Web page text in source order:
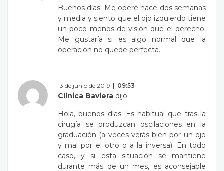
Buenos días. Me operé hace dos semanas
y media y siento que el ojo izquierdo tiene
un poco menos de visión que el derecho.
Me gustaría si es algo normal que la
operación no quede perfecta.
13 de junio de 2019 09:53
Clinica Baviera dijo:
Hola, buenos días. Es habitual que tras la
cirugía se produzcan oscilaciones en la
graduación (a veces verás bien por un ojo
y mal por el otro o a la inversa). En todo
caso, y si esta situación se mantiene
durante más de un mes, es aconsejable